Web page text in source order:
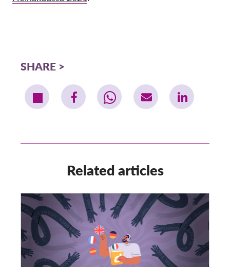
SHARE
Related articles